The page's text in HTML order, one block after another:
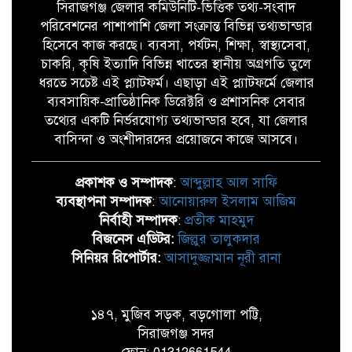
সিরাজগঞ্জ জেলার কমিউনিটি-ভিত্তিক তথ্য-সংবাদ
পরিবেশনের পাশাপাশি জেলা সংক্রান্ত বিভিন্ন তথ্যভান্ডার
হিসেবে কাজ করছে। ব্যবসা, পর্যটন, শিক্ষা, স্বাস্থ্যসেবা,
চাকরি, কৃষি ইত্যাদি বিভিন্ন খাতের স্থানীয় অগ্রগতি তুলে
ধরতে সচেষ্ট এই প্ল্যাটফর্ম। এছাড়া এই প্ল্যাটফর্মে জেলার
ব্যবসায়িক-প্রাতিষ্ঠানিক ডিরেক্টরি ও প্রশাসনিক সেবার
তথ্যের একটি নির্ভরযোগ্য তথ্যভান্ডার হবে, যা জেলার
বাসিন্দা ও অংশীদারদের প্রয়োজনে কাজে আসবে।
প্রকাশক ও সম্পাদক:আব্দুল্লাহ আল সাফি
ব্যবস্থাপনা সম্পাদক:আনোয়ারুল ইসলাম আজিম
নির্বাহী সম্পাদক: প্রতীক মাহমুদ
বিজনেস এডিটর: জিল্লুর তালুকদার
সিনিয়র রিপোর্টার: আসাদুজ্জামান নূরী রানা
১৪৭, মুজিব সড়ক, বড়গোলা পট্টি,
সিরাজগঞ্জ সদর